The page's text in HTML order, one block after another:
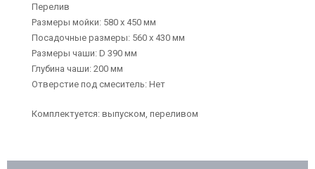
Перелив
Размеры мойки: 580 х 450 мм
Посадочные размеры: 560 х 430 мм
Размеры чаши: D 390 мм
Глубина чаши: 200 мм
Отверстие под смеситель: Нет
Комплектуется: выпуском, переливом